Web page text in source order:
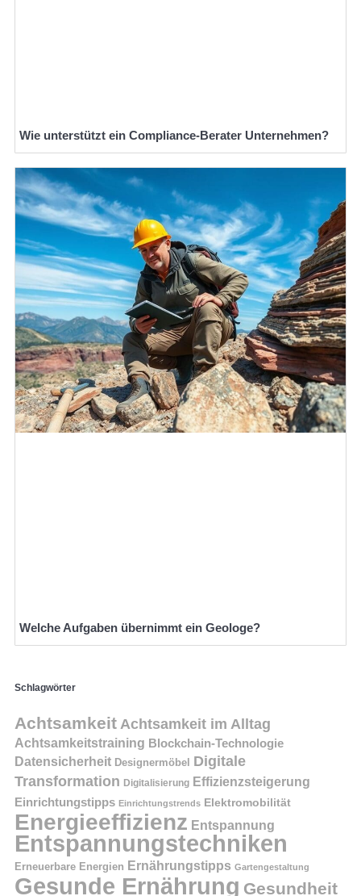
Wie unterstützt ein Compliance-Berater Unternehmen?
Welche Aufgaben übernimmt ein Geologe?
Schlagwörter
AchtsamkeitAchtsamkeit im Alltag
Achtsamkeitstraining Blockchain-Technologie
Datensicherheit Designermöbel
Digitale
Transformation Digitalisierung Effizienzsteigerung
Einrichtungstipps Einrichtungstrends Elektromobilität
Energieeffizienz Entspannung
Entspannungstechniken
Erneuerbare Energien Ernährungstipps Gartengestaltung
Gesunde Ernährung Gesundheit